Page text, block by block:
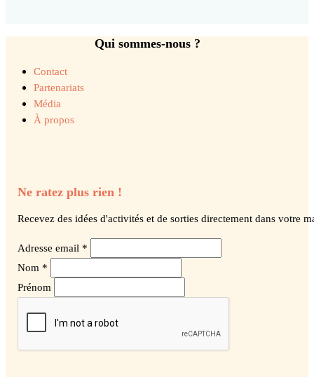
Qui sommes-nous ?
Contact
Partenariats
Média
À propos
Ne ratez plus rien !
Recevez des idées d'activités et de sorties directement dans votre
Adresse email *
Nom *
Prénom